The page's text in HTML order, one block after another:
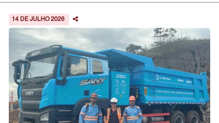
14 DE JULHO 2026